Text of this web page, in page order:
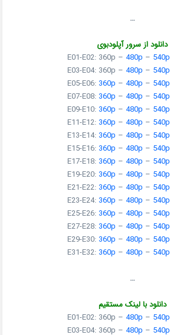
…
دانلود از سرور آپلودبوی
E01-E02: 360p – 480p – 540p
E03-E04: 360p – 480p – 540p
E05-E06: 360p – 480p – 540p
E07-E08: 360p – 480p – 540p
E09-E10: 360p – 480p – 540p
E11-E12: 360p – 480p – 540p
E13-E14: 360p – 480p – 540p
E15-E16: 360p – 480p – 540p
E17-E18: 360p – 480p – 540p
E19-E20: 360p – 480p – 540p
E21-E22: 360p – 480p – 540p
E23-E24: 360p – 480p – 540p
E25-E26: 360p – 480p – 540p
E27-E28: 360p – 480p – 540p
E29-E30: 360p – 480p – 540p
E31-E32: 360p – 480p – 540p
…
دانلود با لینک مستقیم
E01-E02: 360p – 480p – 540p
E03-E04: 360p – 480p – 540p